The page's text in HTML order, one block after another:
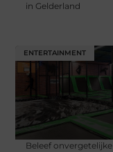
in Gelderland
ENTERTAINMENT
Beleef onvergetelijke